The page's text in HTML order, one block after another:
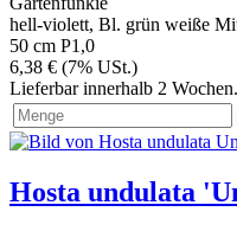
hell-violett, Bl. grün weiße
50 cm P1,0
6,38 € (7% USt.)
Lieferbar innerhalb 2
Hosta undulata